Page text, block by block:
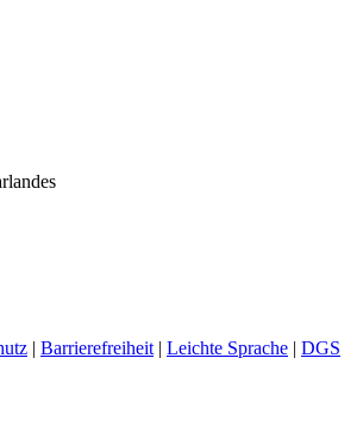
| Barrierefreiheit | Leichte Sprache | DGS